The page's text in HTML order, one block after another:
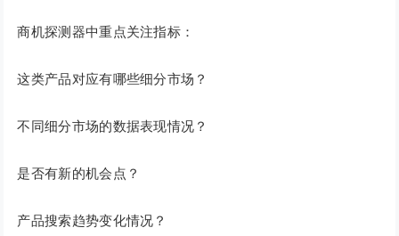
商机探测器中重点关注指标：
这类产品对应有哪些细分市场？
不同细分市场的数据表现情况？
是否有新的机会点？
产品搜索趋势变化情况？